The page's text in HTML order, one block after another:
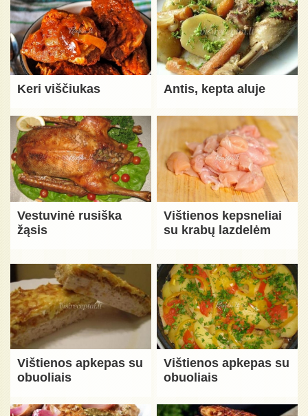
Keri viščiukas Antis, kepta aluje
Vestuvinė rusiška
žąsis
Vištienos kepsneliai
su krabų lazdelėm
Vištienos apkepas su
obuoliais
Vištienos apkepas su
obuoliais